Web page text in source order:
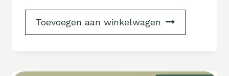
Toevoegen aan winkelwagen